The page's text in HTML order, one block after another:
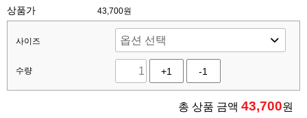
상품가 43,700원
사이즈
수량 +1 -1
총 상품 금액 43,700원